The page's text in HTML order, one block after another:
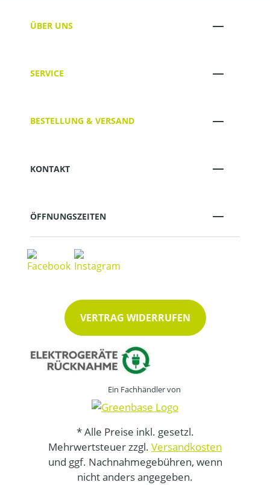
ÜBER UNS
SERVICE
BESTELLUNG & VERSAND
KONTAKT
ÖFFNUNGSZEITEN
VERTRAG WIDERRUFEN
Ein Fachhändler von
* Alle Preise inkl. gesetzl.
Mehrwertsteuer zzgl. Versandkosten
und ggf. Nachnahmegebühren, wenn
nicht anders angegeben.